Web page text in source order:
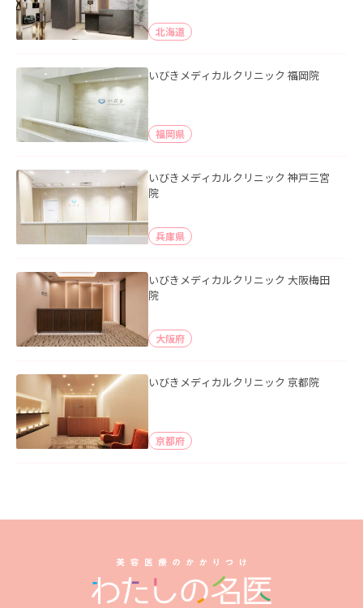
北海道
いびきメディカルクリニック 福岡院
福岡県
いびきメディカルクリニック 神戸三宮
院
兵庫県
いびきメディカルクリニック 大阪梅田
院
大阪府
いびきメディカルクリニック 京都院
京都府